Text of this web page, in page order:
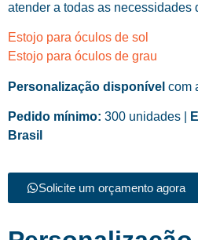
atender a todas as necessidades
Estojo para óculos de sol
Estojo para óculos de grau
Personalização disponível com
Pedido mínimo: 300 unidades |
Brasil
Solicite um orçamento agora